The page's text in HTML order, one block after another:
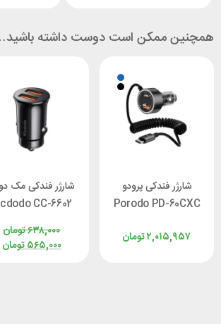
همچنین ممکن است دوست داشته
شارژر فندکی پرودو
Porodo PD-60CXC
تومان۲,۰۱۵,۹۵۷
شارژر فندکی مک
CC-6602
تومان۶۳۸,۰۰۰
تومان۵۶۵,۰۰۰